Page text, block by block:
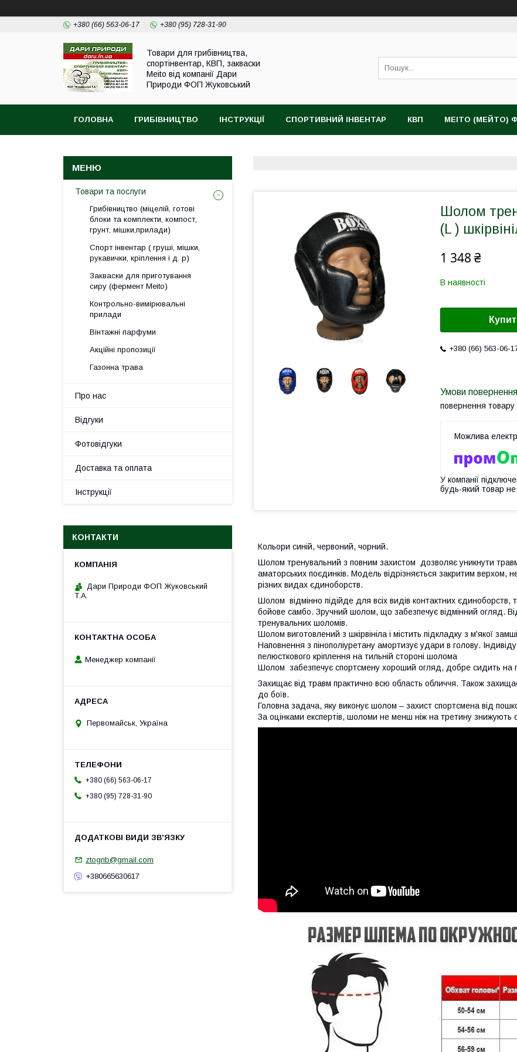
+380 (66) 563-06-17 +380 (95) 728-31-90
Товари для грибівництва,
спортінвентар, КВП, закваски
Meito від компанії Дари
Природи ФОП Жуковський
ГОЛОВНА ГРИБІВНИЦТВО ІНСТРУКЦІЇ СПОРТИВНИЙ ІНВЕНТАР КВП MEITO (МЕЙТО)
Шолом
(L )
1 348 ₴
В наявності
+380 (66) 563-06-
повернення товару
У компанії
будь-який товар
Кольори синій, червоний, чорний.
Шолом тренувальний з повним захистом дозволяє уникнути
аматорських поєдинків. Модель відрізняється закритим верхом,
різних видах єдиноборств.
Шолом відмінно підійде для всіх видів контактних єдиноборств,
бойове самбо. Зручний шолом, що забезпечує відмінний огляд.
тренувальних шоломів.
Шолом виготовлений з шкірвініла і містить підкладку з м'якої
Наповнення з пінополіуретану амортизує удари в голову.
пелюсткового кріплення на тильній стороні шолома
Шолом забезпечує спортсмену хороший огляд, добре сидить на
Захищає від травм практично всю область обличчя. Також
до боїв.
Головна задача, яку виконує шолом – захист спортсмена від
За оцінками експертів, шоломи не менш ніж на третину знижують
Товари та послуги
Грибівництво (міцелій, готові
блоки та комплекти, компост,
грунт, мішки,прилади)
Спорт інвентар ( груші, мішки,
рукавички, кріплення і д. р)
Закваски для приготування
сиру (фермент Meito)
Контрольно-вимірювальні
прилади
Вінтажні парфуми
Акційні пропозиції
Газонна трава
Про нас
Відгуки
Фотовідгуки
Доставка та оплата
Інструкції
КОНТАКТИ
Дари Природи ФОП Жуковський
Т.А.
Менеджер компанії
Первомайськ, Україна
+380 (66) 563-06-17
+380 (95) 728-31-90
ztogrib@gmail.com
+380665630617